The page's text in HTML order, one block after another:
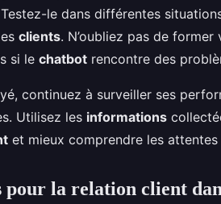
le dans différentes
clients. N’oubliez pas de former
si le chatbot rencontre des
continuez à surveiller ses
Utilisez les informations
et mieux comprendre les
pour la relation client